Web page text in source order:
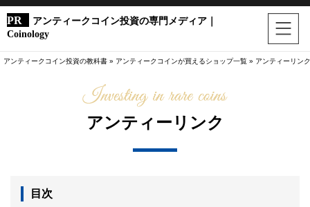
アンティークコイン投資の専門メディア｜
Coinology
アンティークコイン投資の教科書 » アンティークコインが買えるショップ一覧 » アンティーリンク
アンティーリンク
目次